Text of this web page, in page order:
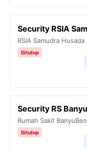
Security RSIA
RSIA Samudra
Ditutup
Security RS
Rumah Sakit
Ditutup